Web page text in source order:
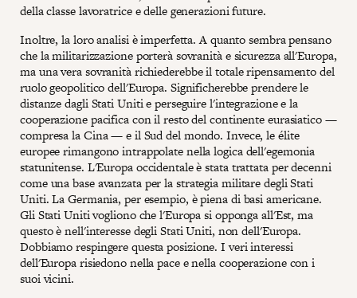
della classe lavoratrice e delle generazioni future.
Inoltre, la loro analisi è imperfetta. A quanto sembra pensano
che la militarizzazione porterà sovranità e sicurezza all'Europa,
ma una vera sovranità richiederebbe il totale ripensamento del
ruolo geopolitico dell'Europa. Significherebbe prendere le
distanze dagli Stati Uniti e perseguire l'integrazione e la
cooperazione pacifica con il resto del continente eurasiatico —
compresa la Cina — e il Sud del mondo. Invece, le élite
europee rimangono intrappolate nella logica dell'egemonia
statunitense. L'Europa occidentale è stata trattata per decenni
come una base avanzata per la strategia militare degli Stati
Uniti. La Germania, per esempio, è piena di basi americane.
Gli Stati Uniti vogliono che l'Europa si opponga all'Est, ma
questo è nell'interesse degli Stati Uniti, non dell'Europa.
Dobbiamo respingere questa posizione. I veri interessi
dell'Europa risiedono nella pace e nella cooperazione con i
suoi vicini.